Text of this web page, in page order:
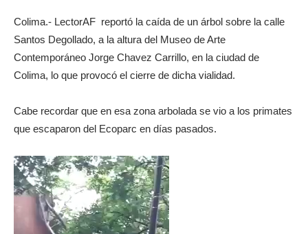
Colima.- LectorAF reportó la caída de un árbol sobre la calle
Santos Degollado, a la altura del Museo de Arte
Contemporáneo Jorge Chavez Carrillo, en la ciudad de
Colima, lo que provocó el cierre de dicha vialidad.
Cabe recordar que en esa zona arbolada se vio a los primates
que escaparon del Ecoparc en días pasados.
Reproductor
de
vídeo